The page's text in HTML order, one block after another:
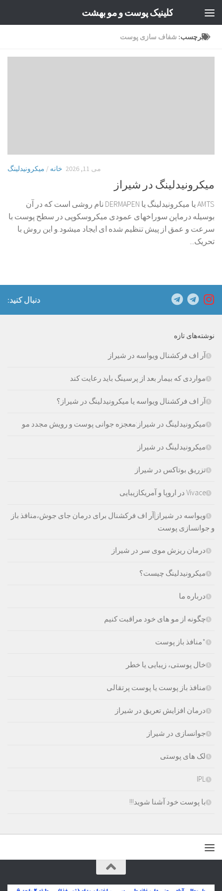
کلینیک پوست و مو بهشت
برچسب: شفاف سازی پوست
خانه / میکرونیدلینگ می 11, 2026
میکرونیدلینگ در شیراز
AMTS یا میکرونیدلینگ یا DERMAPEN نام روشی است که در آن
بوسیله درماپن سوراخهای عمودی میکروسکوپی در سطح پوست با
سرعت و عمق از پیش تنظیم شده ای ایجاد میشود.و این روش با
تحریک...
دنبال کنید:
نوشته‌های تازه
آر اف فرکشنال ویواسه در شیراز
مواردی که بیمار بعد از پرسینگ باید رعایت کند
آر اف فرکشنال ویواسه یا میکرونیدلینگ در شیراز؟
میکرونیدلینگ در شیراز:معجزه جوانی پوست و رویش مجدد مو
میکرونیدلینگ در شیراز
تزریق بوتاکس در شیراز
Vivace در اروپا و آمریکازیبایی
ویواسه در شیراز|آر اف فرکشنال برای درمان جای جوش،منافذ باز
و جوانسازی پوست
درمان ریزش موی سر در شیراز
میکرونیدلینگ چیست؟
درباره ما
چگونه از مو های خود مراقبت کنیم
*منافذ باز پوست
خال پوستی، زیبایی یا خطر
منافذ باز پوست یا پوست پرتقالی
درمان افزایش تعریق در شیراز
جوانسازی در شیراز
لک های پوستی
IPL
با پوست خود آشنا شوید!!!